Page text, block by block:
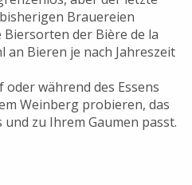
Brauereien
der Bière de la
an Bieren je nach Jahreszeit
oder während des Essens
Weinberg probieren, das
zu Ihrem Gaumen passt.